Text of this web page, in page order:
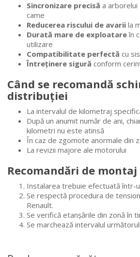
Sincronizare precisă a arborelui
came
Reducerea riscului de avarii la
Durată mare de exploatareîn
utilizare
Compatibilitate perfectă cu
Întreținere sigură conform
Când se recomandă
distribuției
La intervalul de kilometraj
După un anumit număr de ani,
kilometri nu este atinsă
În caz de zgomote anormale din
La revizii majore ale motorului
Recomandări de montaj
Instalarea trebuie efectuată într-
Se respectă procedura de
Renault.
Se verifică etanșările din zonă în
Se marchează intervalul